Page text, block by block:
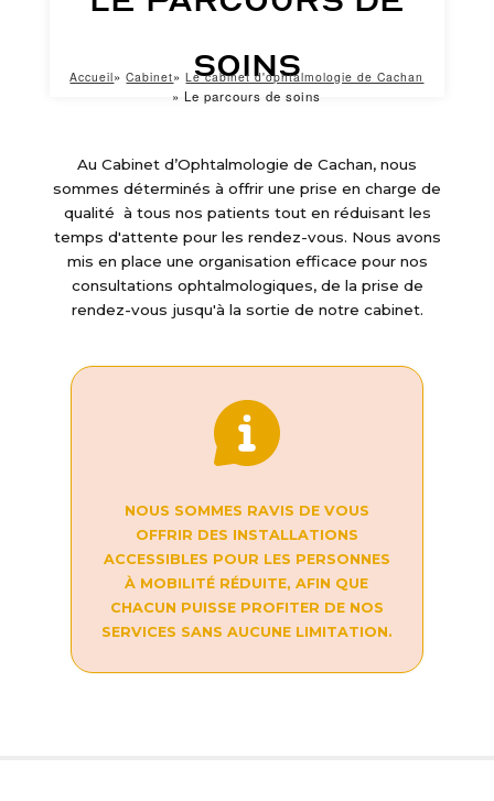
Accueil Cabinet Le cabinet d'ophtalmologie de Cachan
Le parcours de soins
soins
Au Cabinet d’Ophtalmologie de Cachan, nous
sommes déterminés à offrir une prise en charge de
qualité à tous nos patients tout en réduisant les
temps d'attente pour les rendez-vous. Nous avons
mis en place une organisation efficace pour nos
consultations ophtalmologiques, de la prise de
rendez-vous jusqu'à la sortie de notre cabinet.
NOUS SOMMES RAVIS DE VOUS
OFFRIR DES INSTALLATIONS
ACCESSIBLES POUR LES PERSONNES
À MOBILITÉ RÉDUITE, AFIN QUE
CHACUN PUISSE PROFITER DE NOS
SERVICES SANS AUCUNE LIMITATION.